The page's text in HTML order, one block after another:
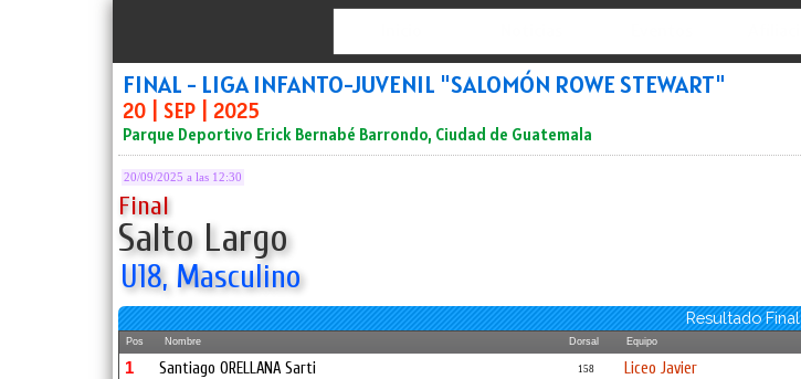
FINAL - LIGA INFANTO-JUVENIL "SALOMÓN ROWE STEWART"
20 | SEP | 2025
Parque Deportivo Erick Bernabé Barrondo, Ciudad de Guatemala
20/09/2025 a las 12:30
Final
Salto Largo
U18, Masculino
Resultado Final
Pos Nombre Dorsal Equipo
1 Santiago ORELLANA Sarti 158 Liceo Javier